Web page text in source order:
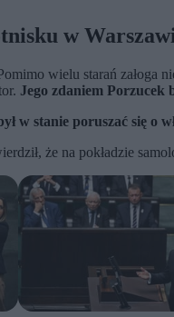
w
wielu starań załoga
Jego zdaniem Porzucek
w stanie poruszać się o
że na pokładzie